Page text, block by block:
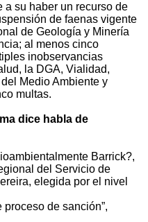
a su haber un recurso de
de faenas vigente
de Geología y Minería
al menos cinco
inobservancias
la DGA, Vialidad,
Medio Ambiente y
multas.
dice habla de
Barrick?,
del Servicio de
elegida por el nivel
de sanción”,